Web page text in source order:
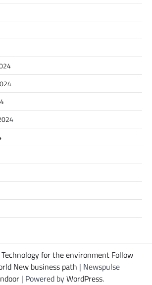
Technology for the environment Follow
New business path | Newspulse
| Powered byWordPress.